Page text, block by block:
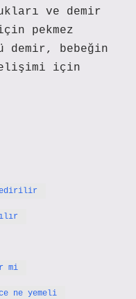
ve demir
pekmez
demir, bebeğin
için
yedirilir
mi
ne yemeli